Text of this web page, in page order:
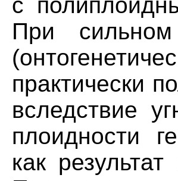
При
практически
вследствие
плоидности
как